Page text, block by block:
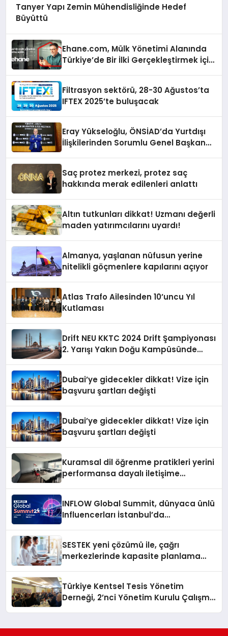
Tanyer Yapı Zemin Mühendisliğinde Hedef
Büyüttü
Ehane.com, Mülk Yönetimi Alanında
Türkiye’de Bir İlki Gerçekleştirmek İçin
Filtrasyon sektörü, 28-30 Ağustos’ta
IFTEX 2025’te buluşacak
Eray Yükseloğlu, ÖNSİAD’da Yurtdışı
İlişkilerinden Sorumlu Genel Başkan
Saç protez merkezi, protez saç
hakkında merak edilenleri anlattı
Altın tutkunları dikkat! Uzmanı değerli
maden yatırımcılarını uyardı!
Almanya, yaşlanan nüfusun yerine
nitelikli göçmenlere kapılarını açıyor
Atlas Trafo Ailesinden 10’uncu Yıl
Kutlaması
Drift NEU KKTC 2024 Drift Şampiyonası
2. Yarışı Yakın Doğu Kampüsünde
Dubai’ye gidecekler dikkat! Vize için
başvuru şartları değişti
Dubai’ye gidecekler dikkat! Vize için
başvuru şartları değişti
Kuramsal dil öğrenme pratikleri yerini
performansa dayalı iletişime
INFLOW Global Summit, dünyaca ünlü
Influencerları İstanbul’da
SESTEK yeni çözümü ile, çağrı
merkezlerinde kapasite planlama
Türkiye Kentsel Tesis Yönetim
Derneği, 2’nci Yönetim Kurulu Çalışma